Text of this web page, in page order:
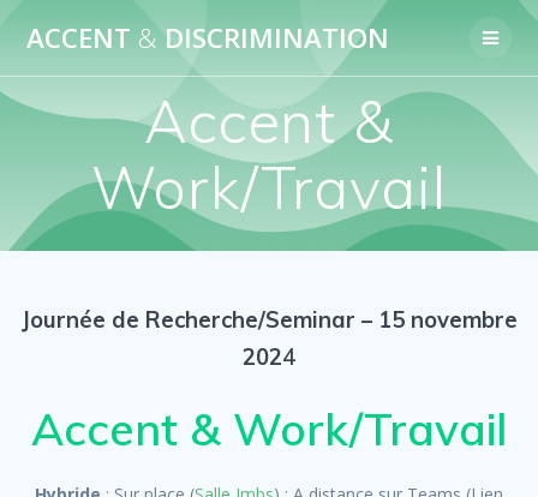
to
ACCENT & DISCRIMINATION
Accent &
Work/Travail
Journée de Recherche/Seminar – 15 novembre
2024
Accent & Work/Travail